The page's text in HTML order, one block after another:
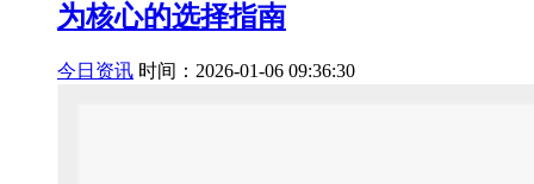
为核心的选择指南
今日资讯 时间：2026-01-06 09:36:30